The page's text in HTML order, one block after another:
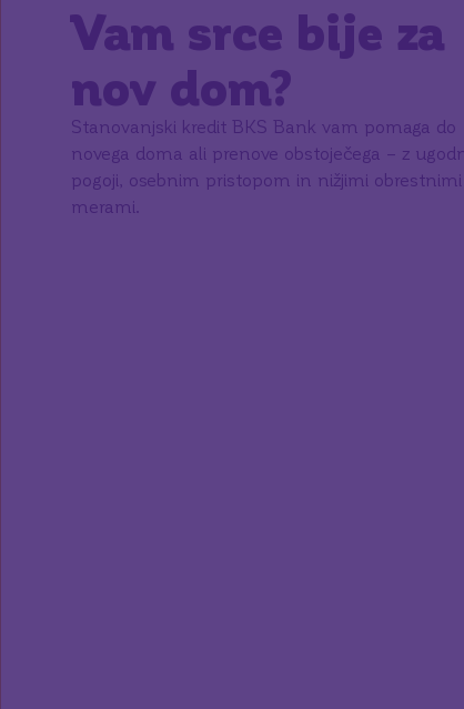
Vam srce bije za
nov dom?
Stanovanjski kredit BKS Bank vam pomaga do
novega doma ali prenove obstoječega – z
pogoji, osebnim pristopom in nižjimi obrestnimi
merami.